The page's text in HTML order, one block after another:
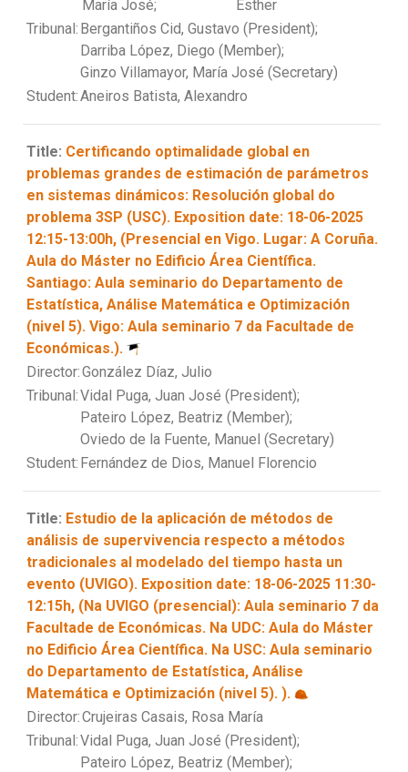
María José;
Esther
Tribunal: Bergantiños Cid, Gustavo (President);
Darriba López, Diego (Member);
Ginzo Villamayor, María José (Secretary)
Student:Aneiros Batista, Alexandro
Title: Certificando optimalidade global en
problemas grandes de estimación de parámetros
en sistemas dinámicos: Resolución global do
problema 3SP (USC). Exposition date: 18-06-2025
12:15-13:00h, (Presencial en Vigo. Lugar: A Coruña.
Aula do Máster no Edificio Área Científica.
Santiago: Aula seminario do Departamento de
Estatística, Análise Matemática e Optimización
(nivel 5). Vigo: Aula seminario 7 da Facultade de
Económicas.).
Director:González Díaz, Julio
Tribunal:Vidal Puga, Juan José (President);
Pateiro López, Beatriz (Member);
Oviedo de la Fuente, Manuel (Secretary)
Student: Fernández de Dios, Manuel Florencio
Title: Estudio de la aplicación de métodos de
análisis de supervivencia respecto a métodos
tradicionales al modelado del tiempo hasta un
evento (UVIGO). Exposition date: 18-06-2025 11:30-
12:15h, (Na UVIGO (presencial): Aula seminario 7 da
Facultade de Económicas. Na UDC: Aula do Máster
no Edificio Área Científica. Na USC: Aula seminario
do Departamento de Estatística, Análise
Matemática e Optimización (nivel 5). ).
Director:Crujeiras Casais, Rosa María
Tribunal:Vidal Puga, Juan José (President);
Pateiro López, Beatriz (Member);